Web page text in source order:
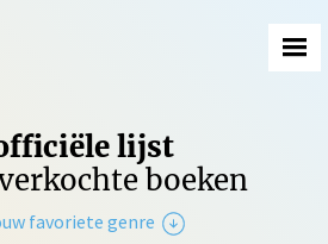
lijst
boeken
favoriete genre